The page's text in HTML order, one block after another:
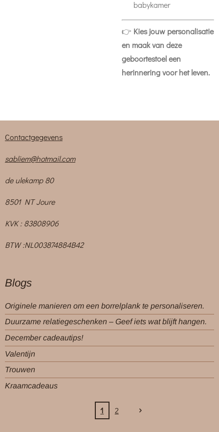
babykamer
👉 Kies jouw personalisatie
en maak van deze
geboortestoel een
herinnering voor het leven.
Contactgegevens
sabliem@hotmail.com
de ulekamp 80
8501 NT Joure
KVK : 83808906
BTW :NL003874884B42
Blogs
Originele manieren om een borrelplank te personaliseren.
Duurzame relatiegeschenken – Geef iets wat blijft hangen.
December cadeautips!
Valentijn
Trouwen
Kraamcadeaus
1 2